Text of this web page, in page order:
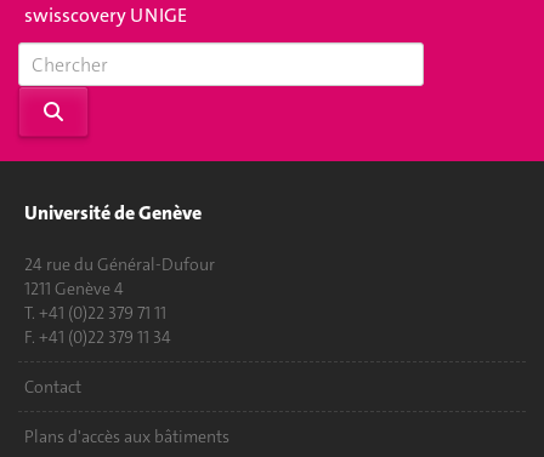
swisscovery UNIGE
Université de Genève
24 rue du Général-Dufour
1211 Genève 4
T. +41 (0)22 379 71 11
F. +41 (0)22 379 11 34
Contact
Plans d'accès aux bâtiments